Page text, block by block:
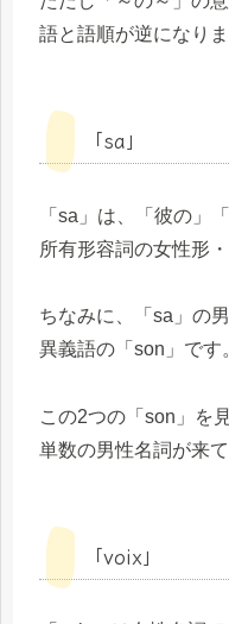
語と語順が逆になりま
「sa」
「sa」は、「彼の」
所有形容詞の女性形
ちなみに、「sa」の
異義語の「son」です
この2つの「son」を
単数の男性名詞が来
「voix」